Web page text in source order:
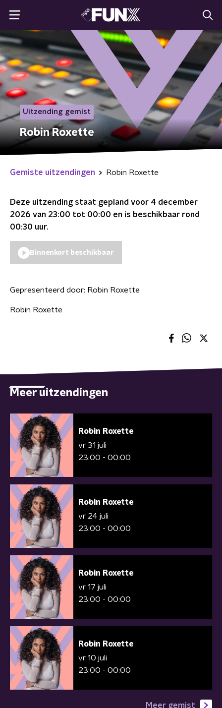
Uitzending gemist
Robin Roxette
Gemiste uitzendingen Robin Roxette
Deze uitzending staat gepland voor 4 december
2026 van 23:00 tot 00:00 en is beschikbaar rond
00:30 uur.
Binnenkort beschikbaar
Gepresenteerd door: Robin Roxette
Robin Roxette
Meer uitzendingen
Robin Roxette
vr 31 juli
23:00 - 00:00
Robin Roxette
vr 24 juli
23:00 - 00:00
Robin Roxette
vr 17 juli
23:00 - 00:00
Robin Roxette
vr 10 juli
23:00 - 00:00
Meer gemist